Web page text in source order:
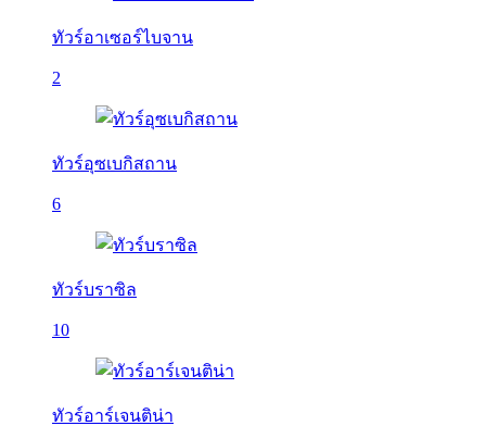
ทัวร์อาเซอร์ไบจาน
2
ทัวร์อุซเบกิสถาน
6
ทัวร์บราซิล
10
ทัวร์อาร์เจนติน่า